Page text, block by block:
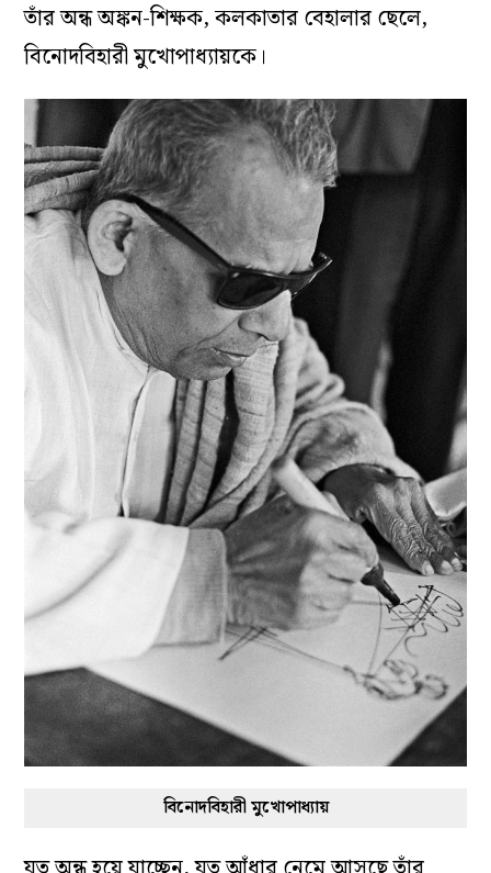
তাঁর অন্ধ অঙ্কন-শিক্ষক, কলকাতার বেহালার ছেলে,
বিনোদবিহারী মুখোপাধ‌্যায়কে।
বিনোদবিহারী মুখোপাধ্যায়